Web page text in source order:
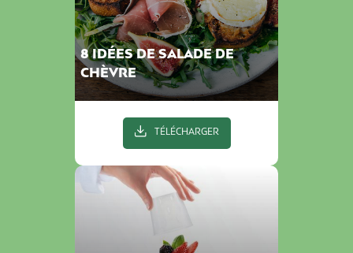
8 IDÉES DE SALADE DE
CHÈVRE
TÉLÉCHARGER